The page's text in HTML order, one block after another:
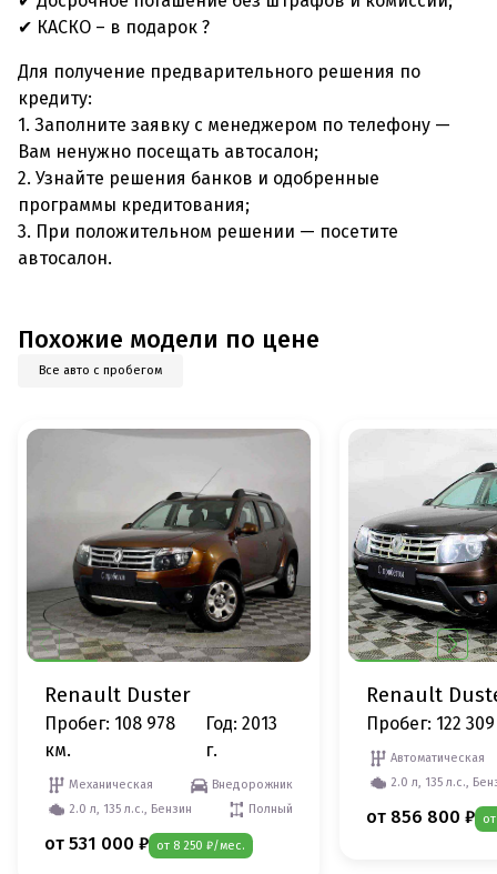
✔ КАСКО – в подарок ?
Для получение предварительного решения по
кредиту:
1. Заполните заявку с менеджером по телефону —
Вам ненужно посещать автосалон;
2. Узнайте решения банков и одобренные
программы кредитования;
3. При положительном решении — посетите
автосалон.
Похожие модели по цене
Все авто с пробегом
Renault Duster
Пробег: 108 978
км.
Год: 2013
г.
Механическая
Внедорожник
2.0 л, 135 л.с., Бензин
Полный
от 531 000 ₽ от 8 250 ₽/мес.
Renault
Пробег: 122
Автоматическая
2.0 л, 135 л.с.,
от 856 800 ₽